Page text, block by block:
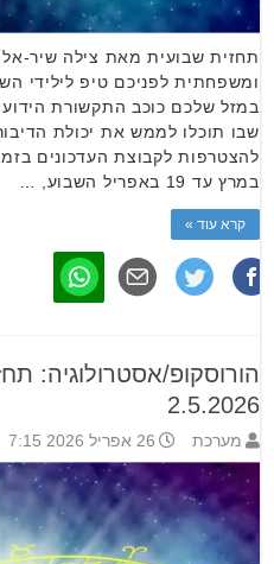
תחזית שבועית מאת צילה שיר-אל
ומשפחתית לפניכם טיפ לילידי
במזל שלכם כוכב התקשורת
שבו תוכלו לממש את יכולת
במרץ עד 19 באפריל השבוע, …
קרא עוד »
2.5.2026
מערכת 26 אפריל 2026 7:15